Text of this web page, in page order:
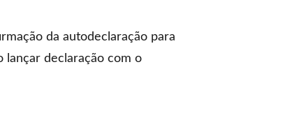
da autodeclaração para
lançar declaração com o